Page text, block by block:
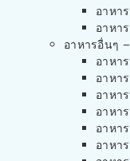
อาหา
อาหา
อาหารอื่นๆ
อาหา
อาหา
อาหา
อาหา
อาหา
อาหา